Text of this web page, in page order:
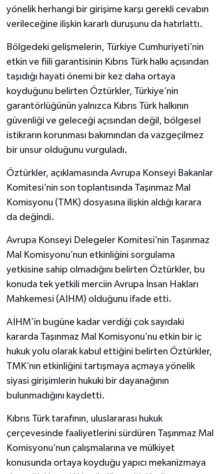
yönelik herhangi bir girişime karşı gerekli cevabın
verileceğine ilişkin kararlı duruşunu da hatırlattı.
Bölgedeki gelişmelerin, Türkiye Cumhuriyeti’nin
etkin ve fiili garantisinin Kıbrıs Türk halkı açısından
taşıdığı hayati önemi bir kez daha ortaya
koyduğunu belirten Öztürkler, Türkiye’nin
garantörlüğünün yalnızca Kıbrıs Türk halkının
güvenliği ve geleceği açısından değil, bölgesel
istikrarın korunması bakımından da vazgeçilmez
bir unsur olduğunu vurguladı.
Öztürkler, açıklamasında Avrupa Konseyi Bakanlar
Komitesi’nin son toplantısında Taşınmaz Mal
Komisyonu (TMK) dosyasına ilişkin aldığı karara
da değindi.
Avrupa Konseyi Delegeler Komitesi’nin Taşınmaz
Mal Komisyonu’nun etkinliğini sorgulama
yetkisine sahip olmadığını belirten Öztürkler, bu
konuda tek yetkili merciin Avrupa İnsan Hakları
Mahkemesi (AİHM) olduğunu ifade etti.
AİHM’in bugüne kadar verdiği çok sayıdaki
kararda Taşınmaz Mal Komisyonu’nu etkin bir iç
hukuk yolu olarak kabul ettiğini belirten Öztürkler,
TMK’nın etkinliğini tartışmaya açmaya yönelik
siyasi girişimlerin hukuki bir dayanağının
bulunmadığını kaydetti.
Kıbrıs Türk tarafının, uluslararası hukuk
çerçevesinde faaliyetlerini sürdüren Taşınmaz Mal
Komisyonu’nun çalışmalarına ve mülkiyet
konusunda ortaya koyduğu yapıcı mekanizmaya